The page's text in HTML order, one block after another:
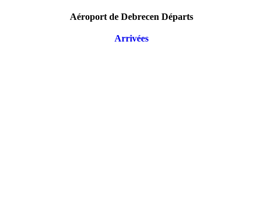
Aéroport de Debrecen Départs
Arrivées